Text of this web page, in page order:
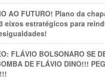
AO FUTURO! Plano da
eixos estratégicos para
FLÁVIO BOLSONARO SE
DE FLÁVIO DINO!!!